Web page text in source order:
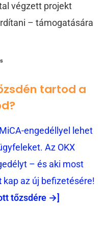
végzett projekt
– támogatására
tartod a
engedéllyel lehet
Az OKX
– és aki most
kap az új befizetésére!
tőzsdére →]